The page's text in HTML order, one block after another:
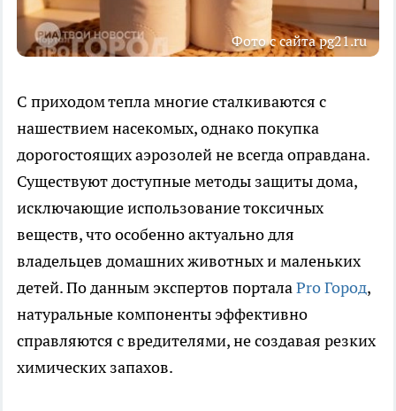
Фото с сайта pg21.ru
С приходом тепла многие сталкиваются с
нашествием насекомых, однако покупка
дорогостоящих аэрозолей не всегда оправдана.
Существуют доступные методы защиты дома,
исключающие использование токсичных
веществ, что особенно актуально для
владельцев домашних животных и маленьких
детей. По данным экспертов порталаPro Город,
натуральные компоненты эффективно
справляются с вредителями, не создавая резких
химических запахов.